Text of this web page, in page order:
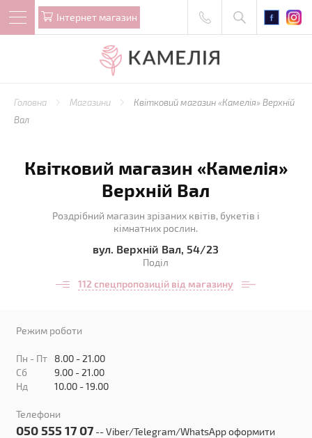
Iнтернет магазин
Головна Магазини
Квітковий магазин «Камелія» Верхній
Вал
Квітковий магазин «Камелія»
Верхній Вал
Роздрібний магазин зрізаних квітів, букетів і
кімнатних рослин.
вул. Верхній Вал, 54/23
Поділ
112 спецпропозицій від магазину
Режим роботи
Пн - Пт
8.00 - 21.00
Сб
9.00 - 21.00
Нд
10.00 - 19.00
Телефони
050 555 17 07 -- Viber/Telegram/WhatsApp оформити